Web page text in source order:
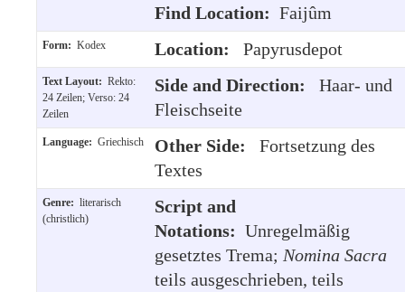
Find Location: Faijûm
Form: Kodex Location: Papyrusdepot
Text Layout: Rekto:
24 Zeilen; Verso: 24
Zeilen
Side and Direction:
Haar- und
Fleischseite
Language: Griechisch Other Side:
Fortsetzung des
Textes
Genre: literarisch
(christlich)
Script and
Notations: Unregelmäßig
gesetztes Trema; Nomina Sacra
teils ausgeschrieben, teils